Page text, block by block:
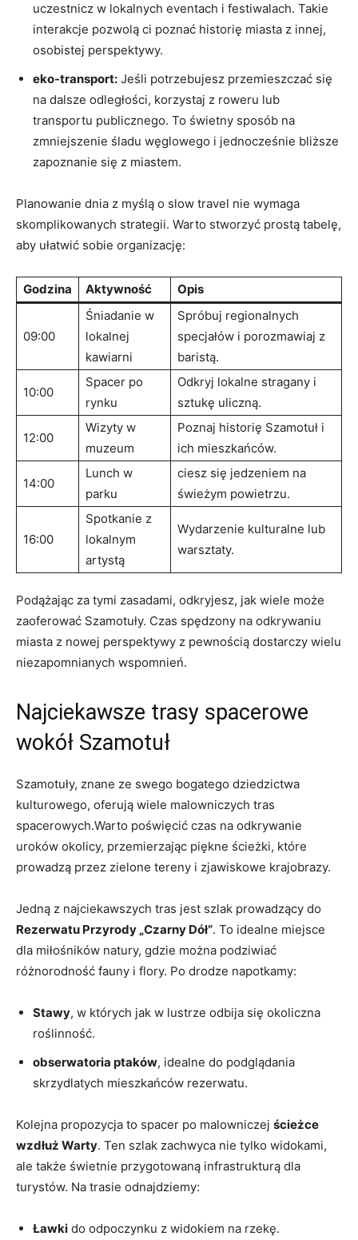
uczestnicz w lokalnych eventach i festiwalach. Takie
interakcje pozwolą ci poznać historię miasta z innej,
osobistej perspektywy.
eko-transport: Jeśli potrzebujesz przemieszczać się
na dalsze odległości, korzystaj z roweru lub
transportu publicznego. To świetny sposób na
zmniejszenie śladu węglowego i jednocześnie bliższe
zapoznanie się z miastem.
Planowanie dnia z myślą o slow travel nie wymaga
skomplikowanych strategii. Warto stworzyć prostą tabelę,
aby ułatwić sobie organizację:
Godzina Aktywność Opis
09:00
Śniadanie w
lokalnej
kawiarni
Spróbuj regionalnych
specjałów i porozmawiaj z
baristą.
10:00
Spacer po
rynku
Odkryj lokalne stragany i
sztukę uliczną.
12:00
Wizyty w
muzeum
Poznaj historię Szamotuł i
ich mieszkańców.
14:00
Lunch w
parku
ciesz się jedzeniem na
świeżym powietrzu.
16:00
Spotkanie z
lokalnym
artystą
Wydarzenie kulturalne lub
warsztaty.
Podążając za tymi zasadami, odkryjesz, jak wiele może
zaoferować Szamotuły. Czas spędzony na odkrywaniu
miasta z nowej perspektywy z pewnością dostarczy wielu
niezapomnianych wspomnień.
Najciekawsze trasy spacerowe
wokół Szamotuł
Szamotuły, znane ze swego bogatego dziedzictwa
kulturowego, oferują wiele malowniczych tras
spacerowych.Warto poświęcić czas na odkrywanie
uroków okolicy, przemierzając piękne ścieżki, które
prowadzą przez zielone tereny i zjawiskowe krajobrazy.
Jedną z najciekawszych tras jest szlak prowadzący do
Rezerwatu Przyrody „Czarny Dół”. To idealne miejsce
dla miłośników natury, gdzie można podziwiać
różnorodność fauny i flory. Po drodze napotkamy:
Stawy, w których jak w lustrze odbija się okoliczna
roślinność.
obserwatoria ptaków, idealne do podglądania
skrzydlatych mieszkańców rezerwatu.
Kolejna propozycja to spacer po malowniczej ścieżce
wzdłuż Warty. Ten szlak zachwyca nie tylko widokami,
ale także świetnie przygotowaną infrastrukturą dla
turystów. Na trasie odnajdziemy:
Ławki do odpoczynku z widokiem na rzekę.